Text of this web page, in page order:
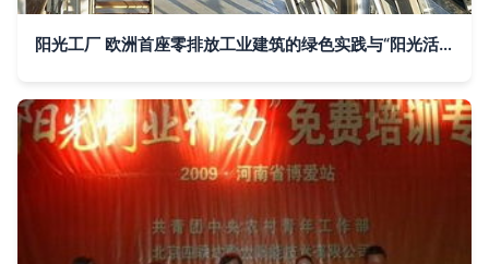
阳光工厂 欧洲首座零排放工业建筑的绿色实践与“阳光活动”